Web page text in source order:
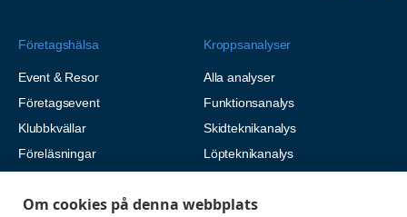
Om cookies på denna webbplats
Företagshälsa
Event & Resor
Företagsevent
Klubbkvällar
Föreläsningar
Kroppsanalyser
Alla analyser
Funktionsanalys
Skidteknikanalys
Löpteknikanalys
Kroppssammansättning